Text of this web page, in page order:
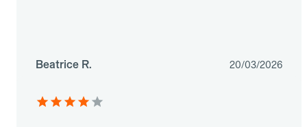
Beatrice R. 20/03/2026